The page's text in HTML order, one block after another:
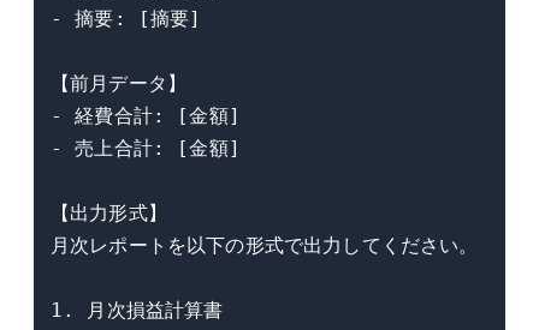
- 摘要: [摘要]
【前月データ】
- 経費合計: [金額]
- 売上合計: [金額]
【出力形式】
月次レポートを以下の形式で出力してください。
1. 月次損益計算書